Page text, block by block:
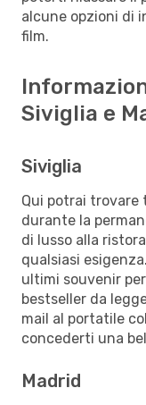
alcune opzioni di
film.
Siviglia e
Siviglia
Qui potrai
durante la
di lusso alla
qualsiasi
ultimi souvenir
bestseller da
mail al portatile
concederti una
Madrid